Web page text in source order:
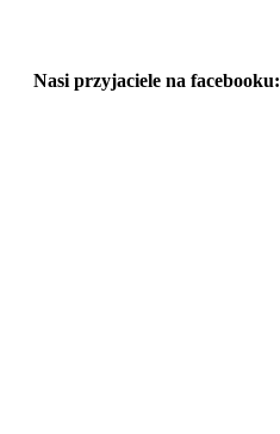
Nasi przyjaciele na facebooku: